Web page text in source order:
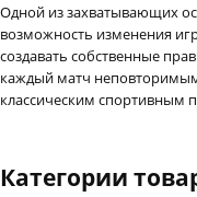
Одной из захватывающих
возможность изменения
создавать собственные
каждый матч
классическим спортивным
Категории